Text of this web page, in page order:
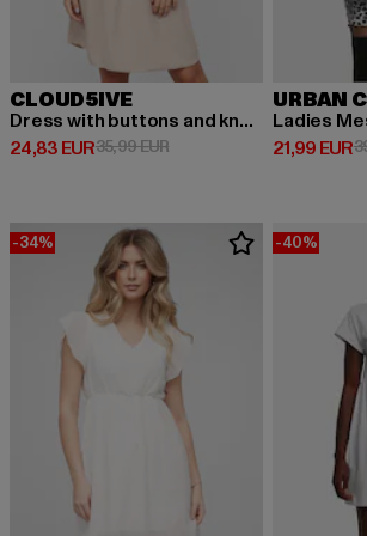
CLOUD5IVE
Dress with buttons and knot details
24,83 EUR
Derzeitiger Preis: 24,83 EUR
35,99 EURAktionspreis: 35,99 EUR
URBAN
Ladies
21,99 EUR
Derzeitiger
-34% -40%